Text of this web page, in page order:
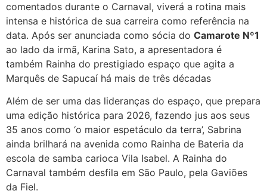
comentados durante o Carnaval, viverá a rotina mais
intensa e histórica de sua carreira como referência na
data. Após ser anunciada como sócia do Camarote Nº1
ao lado da irmã, Karina Sato, a apresentadora é
também Rainha do prestigiado espaço que agita a
Marquês de Sapucaí há mais de três décadas
Além de ser uma das lideranças do espaço, que prepara
uma edição histórica para 2026, fazendo jus aos seus
35 anos como ‘o maior espetáculo da terra’, Sabrina
ainda brilhará na avenida como Rainha de Bateria da
escola de samba carioca Vila Isabel. A Rainha do
Carnaval também desfila em São Paulo, pela Gaviões
da Fiel.